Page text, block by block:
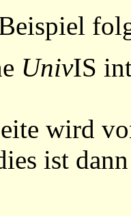
UnivIS
wird
ist